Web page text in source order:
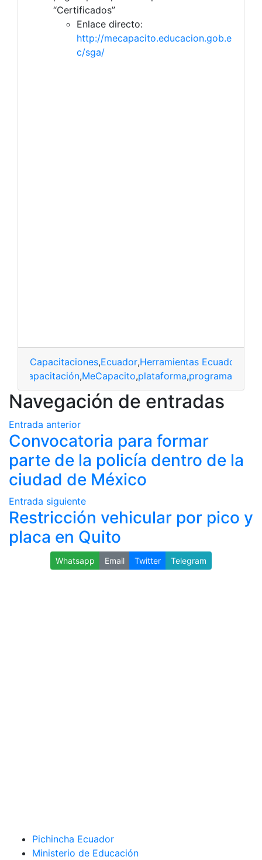
“Certificados”
Enlace directo:
http://mecapacito.educacion.gob.e
c/sga/
Capacitaciones,Ecuador,Herramientas Ecuador
capacitación,MeCapacito,plataforma,programa
Navegación de entradas
Entrada anterior
Convocatoria para formar
parte de la policía dentro de la
ciudad de México
Entrada siguiente
Restricción vehicular por pico y
placa en Quito
Whatsapp Email Twitter Telegram
Pichincha Ecuador
Ministerio de Educación